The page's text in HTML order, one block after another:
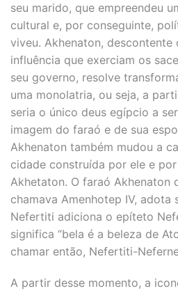
seu marido, que empreendeu
cultural e, por conseguinte,
viveu. Akhenaton, descontente
influência que exerciam os
seu governo, resolve
uma monolatria, ou seja, a
seria o único deus egípcio a
imagem do faraó e de sua
Akhenaton também mudou a
cidade construída por ele e
Akhetaton. O faraó Akhenaton
chamava Amenhotep IV, adota
Nefertiti adiciona o epíteto
significa “bela é a beleza de
chamar então, Nefertiti-
A partir desse momento, a